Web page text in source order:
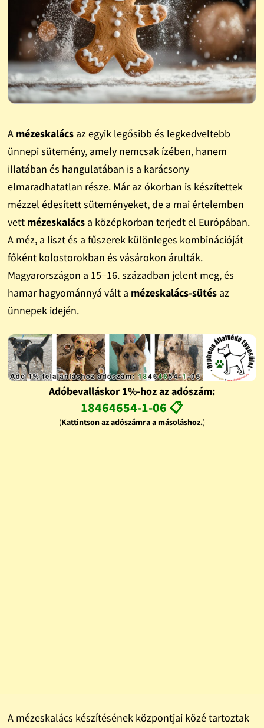
A mézeskalácsaz egyik legősibb és legkedveltebb
ünnepi sütemény, amely nemcsak ízében, hanem
illatában és hangulatában is a karácsony
elmaradhatatlan része. Már az ókorban is készítettek
mézzel édesített süteményeket, de a mai értelemben
vett mézeskalácsa középkorban terjedt el Európában.
A méz, a liszt és a fűszerek különleges kombinációját
főként kolostorokban és vásárokon árulták.
Magyarországon a 15–16. században jelent meg, és
hamar hagyománnyá vált a mézeskalács-sütésaz
ünnepek idején.
Adóbevalláskor 1%-hoz az adószám:
18464654-1-06 📋
(Kattintson az adószámra a másoláshoz.)
A mézeskalács készítésének központjai közé tartoztak